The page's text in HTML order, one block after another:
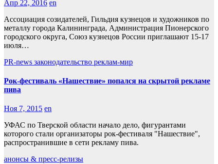
Апр 22, 2016 en
Ассоциация созидателей, Гильдия кузнецов и художников по
металлу города Калининграда, Администрация Пионерского
городского округа, Союз кузнецов России приглашают 15-17
июля…
PR-news законодательство реклам-мир
Рок-фестиваль «Нашествие» попался на скрытой рекламе
пива
Ноя 7, 2015 en
УФАС по Тверской области начало дело, фигурантами
которого стали организаторы рок-фестиваля "Нашествие",
распространившие в сети рекламу пива.
анонсы & пресс-релизы